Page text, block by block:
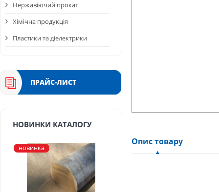
Опис товару
Нержавіючий прокат
Хімічна продукція
Пластики та діелектрики
ПРАЙС-ЛИСТ
НОВИНКИ КАТАЛОГУ
новинка